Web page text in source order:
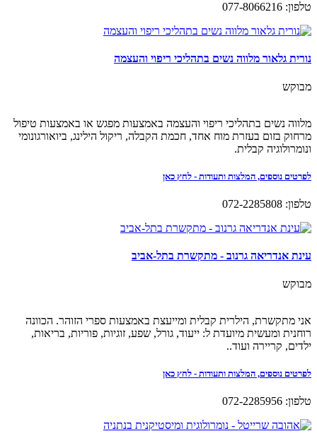
טלפון: 077-8066216
נורית גלאור מלווה נשים בתהליכי ריפוי והעצמה
מבוקש
מלווה נשים בתהליכי ריפוי והעצמה באמצעות מפגש או באמצעות טיפול
מרחוק בזום בעזרת מוח אחד, חכמת הקבלה, ריקול הילינג, ביואורגונומי
ונומרולוגיה קבלית.
לפרטים נוספים, המלצות ותעודות - לחץ כאן
טלפון: 072-2285808
עינת אנדריאה גרנוב - מתקשרת בתל-אביב
מבוקש
אני מתקשרת, הילרית קבלית ומייעצת באמצעות ספרי הזוהר. הכוונה
רוחנית ומעשית מיועדת ל: ייעוד, גורל, שפע, זוגיות, פוריות, בריאות,
ילדים, קריירה ועוד..
לפרטים נוספים, המלצות ותעודות - לחץ כאן
טלפון: 072-2285956